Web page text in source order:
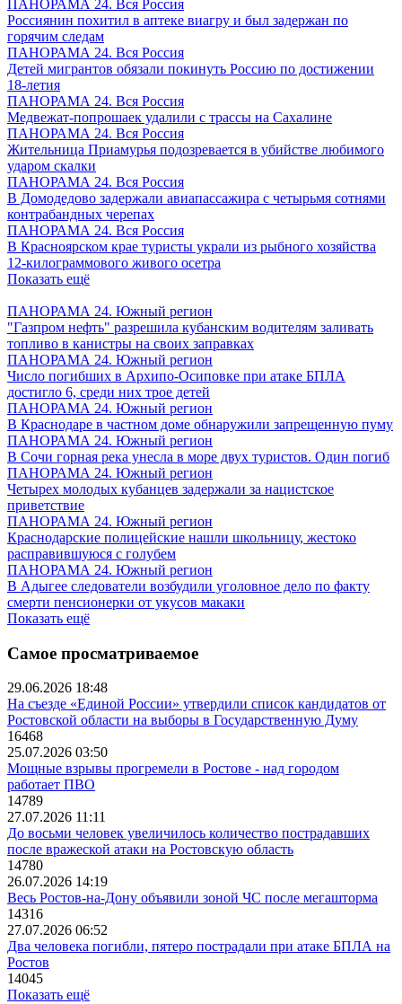
ПАНОРАМА 24. Вся Россия
Россиянин похитил в аптеке виагру и был задержан по
горячим следам
ПАНОРАМА 24. Вся Россия
Детей мигрантов обязали покинуть Россию по достижении
18-летия
ПАНОРАМА 24. Вся Россия
Медвежат-попрошаек удалили с трассы на Сахалине
ПАНОРАМА 24. Вся Россия
Жительница Приамурья подозревается в убийстве любимого
ударом скалки
ПАНОРАМА 24. Вся Россия
В Домодедово задержали авиапассажира с четырьмя сотнями
контрабандных черепах
ПАНОРАМА 24. Вся Россия
В Красноярском крае туристы украли из рыбного хозяйства
12-килограммового живого осетра
Показать ещё
ПАНОРАМА 24. Южный регион
"Газпром нефть" разрешила кубанским водителям заливать
топливо в канистры на своих заправках
ПАНОРАМА 24. Южный регион
Число погибших в Архипо-Осиповке при атаке БПЛА
достигло 6, среди них трое детей
ПАНОРАМА 24. Южный регион
В Краснодаре в частном доме обнаружили запрещенную пуму
ПАНОРАМА 24. Южный регион
В Сочи горная река унесла в море двух туристов. Один погиб
ПАНОРАМА 24. Южный регион
Четырех молодых кубанцев задержали за нацистское
приветствие
ПАНОРАМА 24. Южный регион
Краснодарские полицейские нашли школьницу, жестоко
расправившуюся с голубем
ПАНОРАМА 24. Южный регион
В Адыгее следователи возбудили уголовное дело по факту
смерти пенсионерки от укусов макаки
Показать ещё
Самое просматриваемое
29.06.2026 18:48
На съезде «Единой России» утвердили список кандидатов от
Ростовской области на выборы в Государственную Думу
16468
25.07.2026 03:50
Мощные взрывы прогремели в Ростове - над городом
работает ПВО
14789
27.07.2026 11:11
До восьми человек увеличилось количество пострадавших
после вражеской атаки на Ростовскую область
14780
26.07.2026 14:19
Весь Ростов-на-Дону объявили зоной ЧС после мегашторма
14316
27.07.2026 06:52
Два человека погибли, пятеро пострадали при атаке БПЛА на
Ростов
14045
Показать ещё